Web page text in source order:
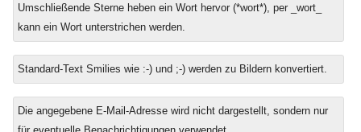
Umschließende Sterne heben ein Wort hervor (*wort*), per _wort_
kann ein Wort unterstrichen werden.
Standard-Text Smilies wie :-) und ;-) werden zu Bildern konvertiert.
Die angegebene E-Mail-Adresse wird nicht dargestellt, sondern nur